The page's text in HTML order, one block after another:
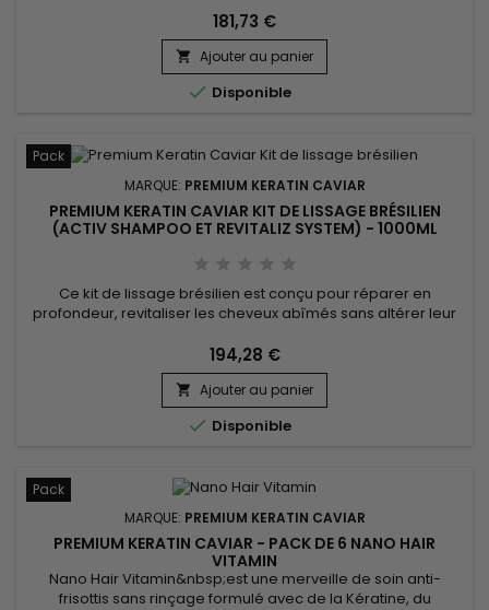
Keratin Caviar conditionneur nourrit, gaine, lisse les...
181,73 €
 Ajouter au panier
 Disponible
Pack
MARQUE: PREMIUM KERATIN CAVIAR
PREMIUM KERATIN CAVIAR KIT DE LISSAGE BRÉSILIEN
(ACTIV SHAMPOO ET REVITALIZ SYSTEM) - 1000ML
Ce kit de lissage brésilien est conçu pour réparer en
profondeur, revitaliser les cheveux abîmés sans altérer leur
contient l'Activ Shampoo, qui nettoie en profondeur pour
préparer les cheveux au lissage, et le Revitaliz System,
enrichi en kératine, extraits de cacao, huile de noix de coco
et...
194,28 €
 Ajouter au panier
 Disponible
Pack
MARQUE: PREMIUM KERATIN CAVIAR
PREMIUM KERATIN CAVIAR - PACK DE 6 NANO HAIR
VITAMIN
Nano Hair Vitamin&nbsp;est une merveille de soin anti-
frisottis sans rinçage formulé avec de la Kératine, du